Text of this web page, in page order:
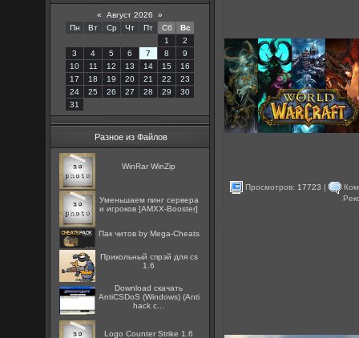
« Август 2026
»
Пн
Вт Ср Чт Пт Сб
Вс
1
2
3
4 5 6 7 8
9
10
11 12 13 14 15
16
17
18 19 20 21 22
23
24
25 26 27 28 29
30
31
Разное из Файлов
WinRar WinZip
Уменьшаем пинг сервера
и игроков [AMXX-Booster]
Пак читов by Mega-Cheats
Прикольный спрэй для cs
1.6
Download скачать
AntiCSDoS (Windows) (Anti
hack c...
Logo Counter Strike 1.6
Просмотров: 17723 |